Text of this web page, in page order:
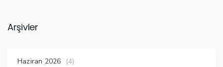
Arşivler
Haziran 2026 (4)